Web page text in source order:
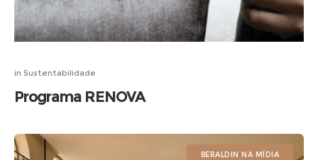
in Sustentabilidade
Programa RENOVA
BERALDIN NA MÍDIA